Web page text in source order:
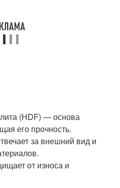
(HDF) — основа
его прочность.
за внешний вид и
от износа и